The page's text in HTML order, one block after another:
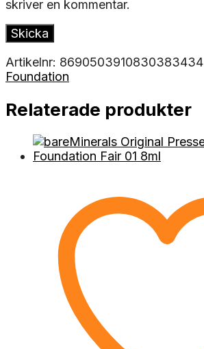
skriver en kommentar.
Artikelnr: 8690503910830383434
Foundation
Relaterade produkter